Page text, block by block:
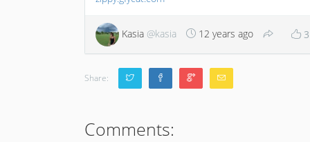
Kasia @kasia 12 years ago 3
Share:
Comments: